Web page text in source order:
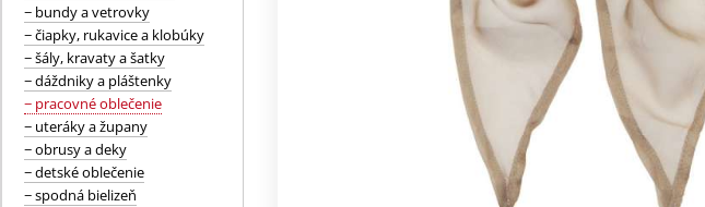
− bundy a vetrovky
− čiapky, rukavice a klobúky
− šály, kravaty a šatky
− dáždniky a pláštenky
− pracovné oblečenie
− uteráky a župany
− obrusy a deky
− detské oblečenie
− spodná bielizeň